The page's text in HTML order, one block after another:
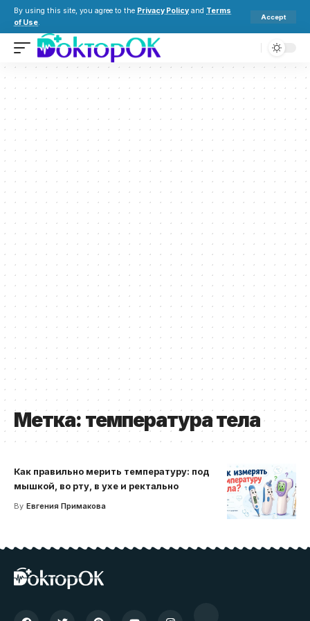
By using this site, you agree to the Privacy Policy and Terms
of Use.
Accept
Метка: температура тела
Как правильно мерить температуру: под
мышкой, во рту, в ухе и ректально
By Евгения Примакова